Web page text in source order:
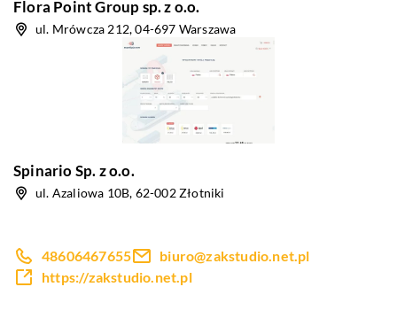
Flora Point Group sp. z o.o.
ul. Mrówcza 212, 04-697 Warszawa
Spinario Sp. z o.o.
ul. Azaliowa 10B, 62-002 Złotniki
48606467655
biuro@zakstudio.net.pl
https://zakstudio.net.pl